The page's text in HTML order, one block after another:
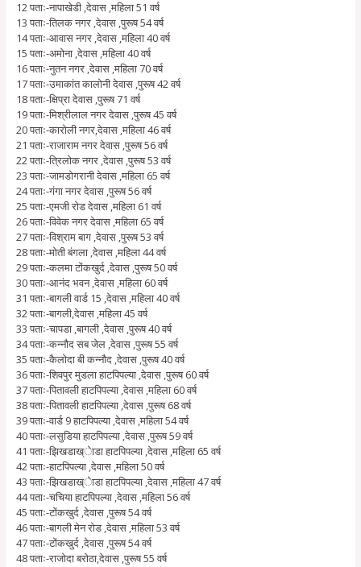
12 पताः-नापाखेडी ,देवास ,महिला 51 वर्ष
13 पताः-तिलक नगर ,देवास ,पुरूष 54 वर्ष
14 पताः-आवास नगर ,देवास ,महिला 40 वर्ष
15 पताः-अमोना ,देवास ,महिला 40 वर्ष
16 पताः-नुतन नगर ,देवास ,महिला 70 वर्ष
17 पताः-उमाकांत कालोनी देवास ,पुरूष 42 वर्ष
18 पताः-क्षिप्रा देवास ,पुरूष 71 वर्ष
19 पताः-मिश्रीलाल नगर देवास ,पुरूष 45 वर्ष
20 पताः-कारोली नगर,देवास ,महिला 46 वर्ष
21 पताः-राजाराम नगर देवास ,पुरूष 56 वर्ष
22 पताः-त्रिलोक नगर ,देवास ,पुरूष 53 वर्ष
23 पताः-जामडोगरानी देवास ,महिला 65 वर्ष
24 पताः-गंगा नगर देवास ,पुरूष 56 वर्ष
25 पताः-एमजी रोड देवास ,महिला 61 वर्ष
26 पताः-विवेक नगर देवास ,महिला 65 वर्ष
27 पताः-विश्राम बाग ,देवास ,पुरूष 53 वर्ष
28 पताः-मोती बंगला ,देवास ,महिला 44 वर्ष
29 पताः-कलमा टोंकखुर्द ,देवास ,पुरूष 50 वर्ष
30 पताः-आनंद भवन ,देवास ,महिला 60 वर्ष
31 पताः-बागली वार्ड 15 ,देवास ,महिला 40 वर्ष
32 पताः-बागली,देवास ,महिला 45 वर्ष
33 पताः-चापडा ,बागली ,देवास ,पुरूष 40 वर्ष
34 पताः-कन्नौद सब जेल ,देवास ,पुरूष 55 वर्ष
35 पताः-कैलोदा बी कन्नौद ,देवास ,पुरूष 40 वर्ष
36 पताः-शिवपुर मुडला हाटपिपल्या ,देवास ,पुरूष 60 वर्ष
37 पताः-पितावली हाटपिपल्या ,देवास ,महिला 60 वर्ष
38 पताः-पितावली हाटपिपल्या ,देवास ,पुरूष 68 वर्ष
39 पताः-वार्ड 9 हाटपिपल्या ,देवास ,महिला 54 वर्ष
40 पताः-लसुडिया हाटपिपल्या ,देवास ,पुरूष 59 वर्ष
41 पताः-झिखडाख्ेाडा हाटपिपल्या ,देवास ,महिला 65 वर्ष
42 पताः-हाटपिपल्या ,देवास ,महिला 50 वर्ष
43 पताः-झिखडाख्ेाडा हाटपिपल्या ,देवास ,महिला 47 वर्ष
44 पताः-चचिया हाटपिपल्या ,देवास ,महिला 56 वर्ष
45 पताः-टोंकखुर्द ,देवास ,पुरूष 54 वर्ष
46 पताः-बागली मेन रोड ,देवास ,महिला 53 वर्ष
47 पताः-टोंकखुर्द ,देवास ,पुरूष 54 वर्ष
48 पताः-राजोदा बरोठा,देवास ,पुरूष 55 वर्ष